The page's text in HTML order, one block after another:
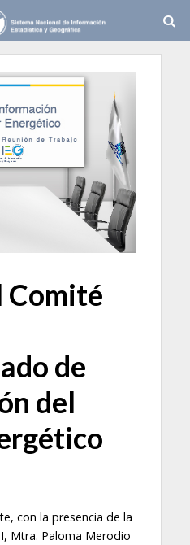
Comité
de
del
con la presencia de la
Mtra. Paloma Merodio